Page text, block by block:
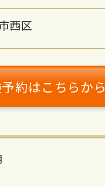
西区
約はこちらから